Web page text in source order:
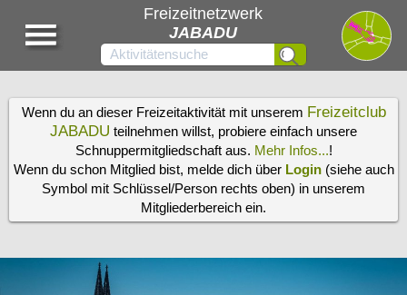
Freizeitnetzwerk
JABADU
Wenn du an dieser Freizeitaktivität mit unserem Freizeitclub
JABADU teilnehmen willst, probiere einfach unsere
Schnuppermitgliedschaft aus. Mehr Infos...!
Wenn du schon Mitglied bist, melde dich über Login(siehe auch
Symbol mit Schlüssel/Person rechts oben) in unserem
Mitgliederbereich ein.